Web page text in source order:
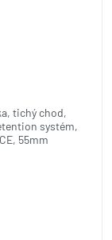
tichý chod,
systém,
55mm